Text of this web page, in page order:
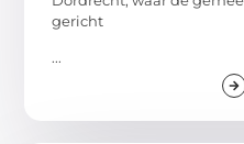
gericht
...